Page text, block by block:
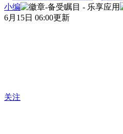
小编
6月15日 06:00更新
关注